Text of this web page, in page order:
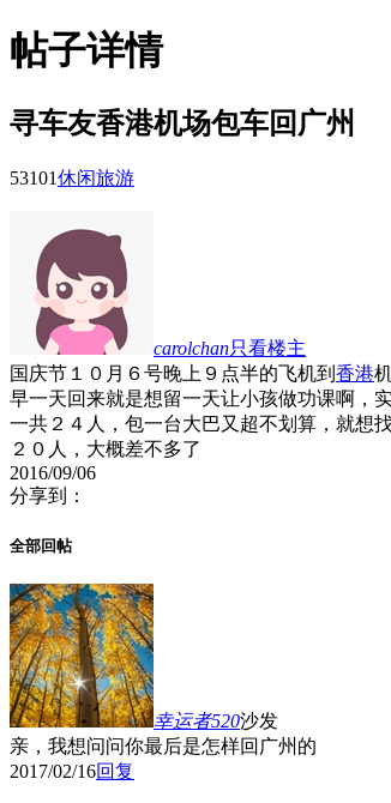
帖子详情
寻车友香港机场包车回广州
53101休闲旅游
carolchan只看楼主
国庆节１０月６号晚上９点半的飞机到 香港
早一天回来就是想留一天让小孩做功课啊，
一共２４人，包一台大巴又超不划算，就想
２０人，大概差不多了
2016/09/06
分享到：
全部回帖
幸运者520沙发
亲，我想问问你最后是怎样回广州的
2017/02/16回复